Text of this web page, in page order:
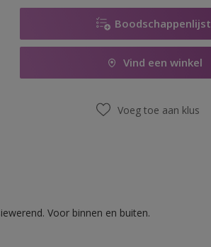
Boodschappenlijst
Vind een winkel
Voeg toe aan klus
Voor binnen en buiten.